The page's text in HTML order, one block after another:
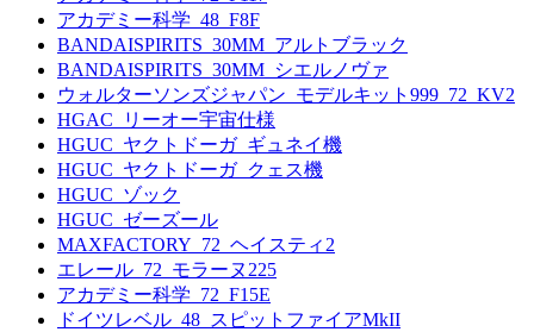
アカデミー科学_48_F8F
BANDAISPIRITS_30MM_アルトブラック
BANDAISPIRITS_30MM_シエルノヴァ
ウォルターソンズジャパン_モデルキット999_72_KV2
HGAC_リーオー宇宙仕様
HGUC_ヤクトドーガ_ギュネイ機
HGUC_ヤクトドーガ_クェス機
HGUC_ゾック
HGUC_ゼーズール
MAXFACTORY_72_ヘイスティ2
エレール_72_モラーヌ225
アカデミー科学_72_F15E
ドイツレベル_48_スピットファイアMkII